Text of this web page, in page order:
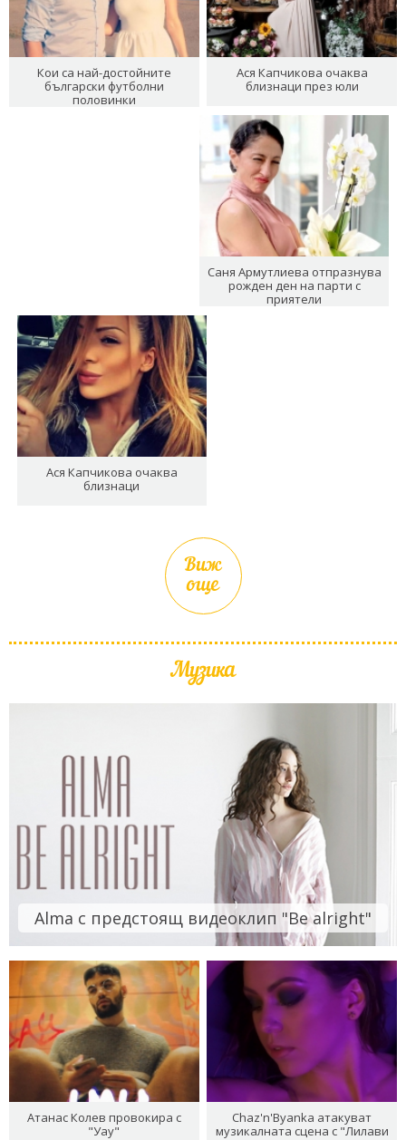
Кои са най-достойните
български футболни
половинки
Ася Капчикова очаква
близнаци през юли
Саня Армутлиева отпразнува
рожден ден на парти с
приятели
Ася Капчикова очаква
близнаци
Виж
още
Музика
Alma с предстоящ видеоклип "Be alright"
Атанас Колев провокира с
"Уау"
Chaz'n'Byanka атакуват
музикалната сцена с "Лилави